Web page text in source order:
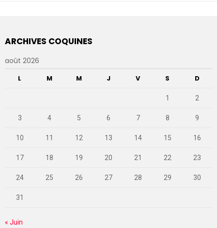
ARCHIVES COQUINES
août 2026
L M M J V S D
1 2
3 4 5 6 7 8 9
10 11 12 13 14 15 16
17 18 19 20 21 22 23
24 25 26 27 28 29 30
31
« Juin